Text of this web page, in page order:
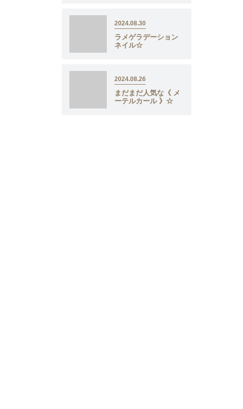
2024.08.30
ラメゲラデーション
ネイル☆
2024.08.26
まだまだ人気な《 メ
ーテルカール 》☆